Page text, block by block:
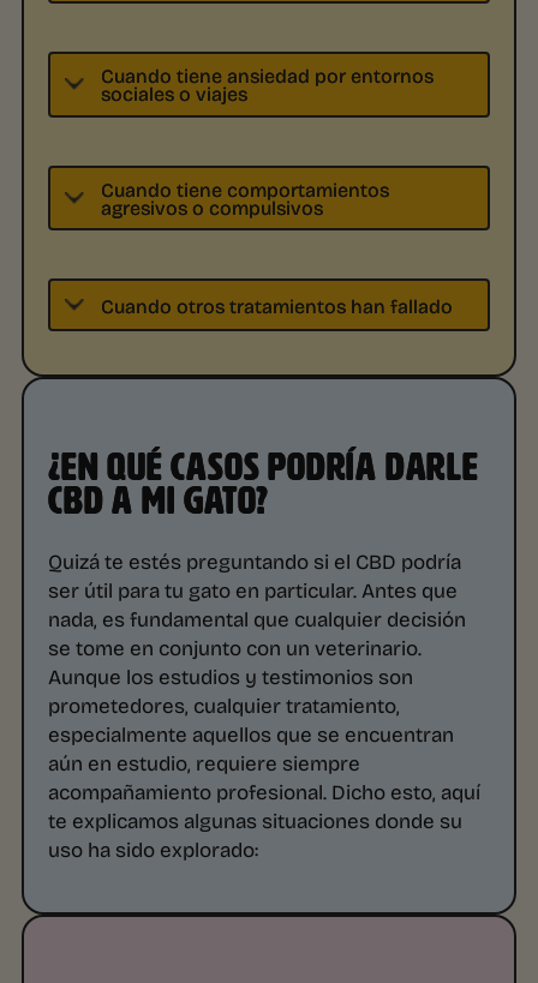
Cuando tiene ansiedad por entornos
sociales o viajes
Cuando tiene comportamientos
agresivos o compulsivos
Cuando otros tratamientos han fallado
¿EN QUÉ CASOS PODRÍA DARLE
CBD A MI GATO?
Quizá te estés preguntando si el CBD podría
ser útil para tu gato en particular. Antes que
nada, es fundamental que cualquier decisión
se tome en conjunto con un veterinario.
Aunque los estudios y testimonios son
prometedores, cualquier tratamiento,
especialmente aquellos que se encuentran
aún en estudio, requiere siempre
acompañamiento profesional. Dicho esto, aquí
te explicamos algunas situaciones donde su
uso ha sido explorado: